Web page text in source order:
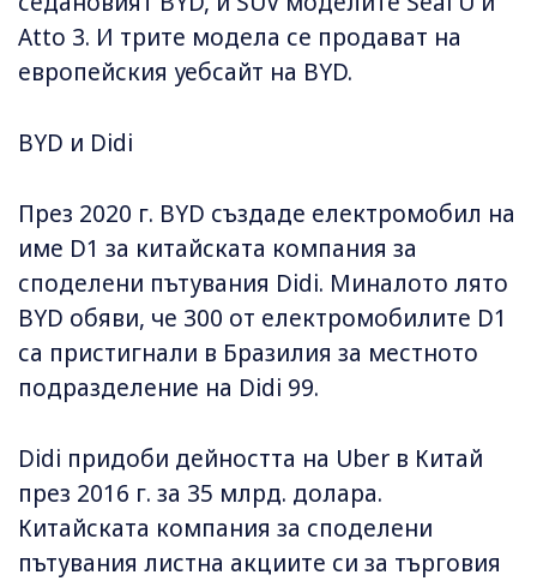
Atto 3. И трите модела се продават на
европейския уебсайт на BYD.
BYD и Didi
През 2020 г. BYD създаде електромобил на
име D1 за китайската компания за
споделени пътувания Didi. Миналото лято
BYD обяви, че 300 от електромобилите D1
са пристигнали в Бразилия за местното
подразделение на Didi 99.
Didi придоби дейността на Uber в Китай
през 2016 г. за 35 млрд. долара.
Китайската компания за споделени
пътувания листна акциите си за търговия